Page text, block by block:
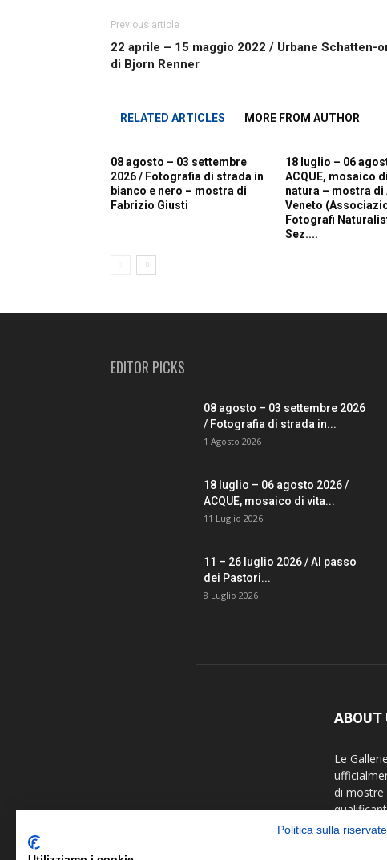
Previous article
22 aprile – 15 maggio 2022 / Urbane Schatten-
di Bjorn Renner
RELATED ARTICLES MORE FROM AUTHOR
08 agosto – 03 settembre
2026 / Fotografia di strada in
bianco e nero – mostra di
Fabrizio Giusti
18 luglio – 06
ACQUE, mosaico
natura – mostra di
Veneto
Fotografi
Sez....
EDITOR PICKS
08 agosto – 03 settembre 2026
/ Fotografia di strada in...
1 Agosto 2026
18 luglio – 06 agosto 2026 /
ACQUE, mosaico di vita...
11 Luglio 2026
11 – 26 luglio 2026 / Al passo
dei Pastori...
8 Luglio 2026
ABOUT
Le
di mostre
Politica sulla